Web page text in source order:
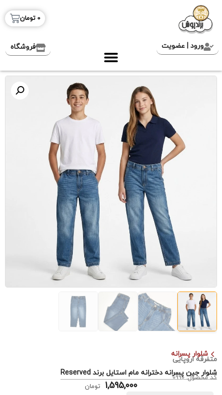
0 تومان
ورود | عضویت فروشگاه
شلوار پسرانه
متفرقه اروپایی
شلوار جین پسرانه دخترانه مام استایل برند Reserved
کد محصول: 0990
1,595,000
تومان